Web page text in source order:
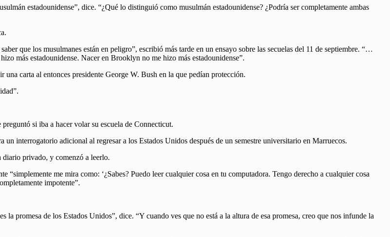
estadounidense”, dice. “¿Qué lo distinguió como musulmán estadounidense? ¿Podría ser completamente ambas
que los musulmanes están en peligro”, escribió más tarde en un ensayo sobre las secuelas del 11 de septiembre. “…
más estadounidense. Nacer en Brooklyn no me hizo más estadounidense”.
carta al entonces presidente George W. Bush en la que pedían protección.
si iba a hacer volar su escuela de Connecticut.
interrogatorio adicional al regresar a los Estados Unidos después de un semestre universitario en Marruecos.
diario privado, y comenzó a leerlo.
“simplemente me mira como: ‘¿Sabes? Puedo leer cualquier cosa en tu computadora. Tengo derecho a cualquier cosa
impotente”.
la promesa de los Estados Unidos”, dice. “Y cuando ves que no está a la altura de esa promesa, creo que nos infunde la